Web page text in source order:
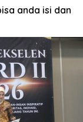
anda isi dan